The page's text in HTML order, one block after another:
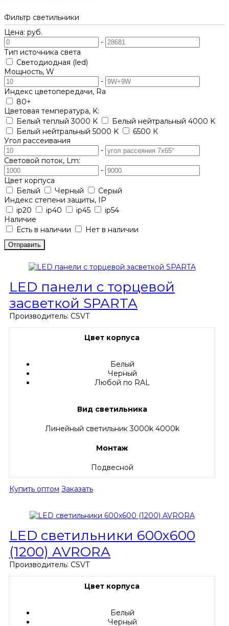
Фильтр светильники
Цена: руб.
-
Тип источника света
Светодиодная (led)
Мощность, W
-
Индекс цветопередачи, Ra
80+
Цветовая температура, K:
Белый теплый 3000 K
Белый нейтральный 4000 K
Белый нейтральный 5000 K
6500 К
Угол рассеивания
-
Световой поток, Lm:
-
Цвет корпуса
Белый
Черный
Серый
Индекс степени защиты, IP
ip20
ip40 ip45
ip54
Наличие
Есть в наличии
Нет в наличии
LED панели с торцевой
засветкой SPARTA
Производитель: CSVT
Цвет корпуса
Белый
Черный
Любой по RAL
Вид светильника
Линейный светильник 3000k 4000k
Монтаж
Подвесной
Купить оптом Заказать
LED светильники 600х600
(1200) AVRORA
Производитель: CSVT
Цвет корпуса
Белый
Черный